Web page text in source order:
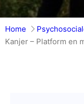
Home
Kanjer – Platform en